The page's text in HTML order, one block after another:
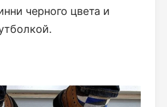
черного цвета и